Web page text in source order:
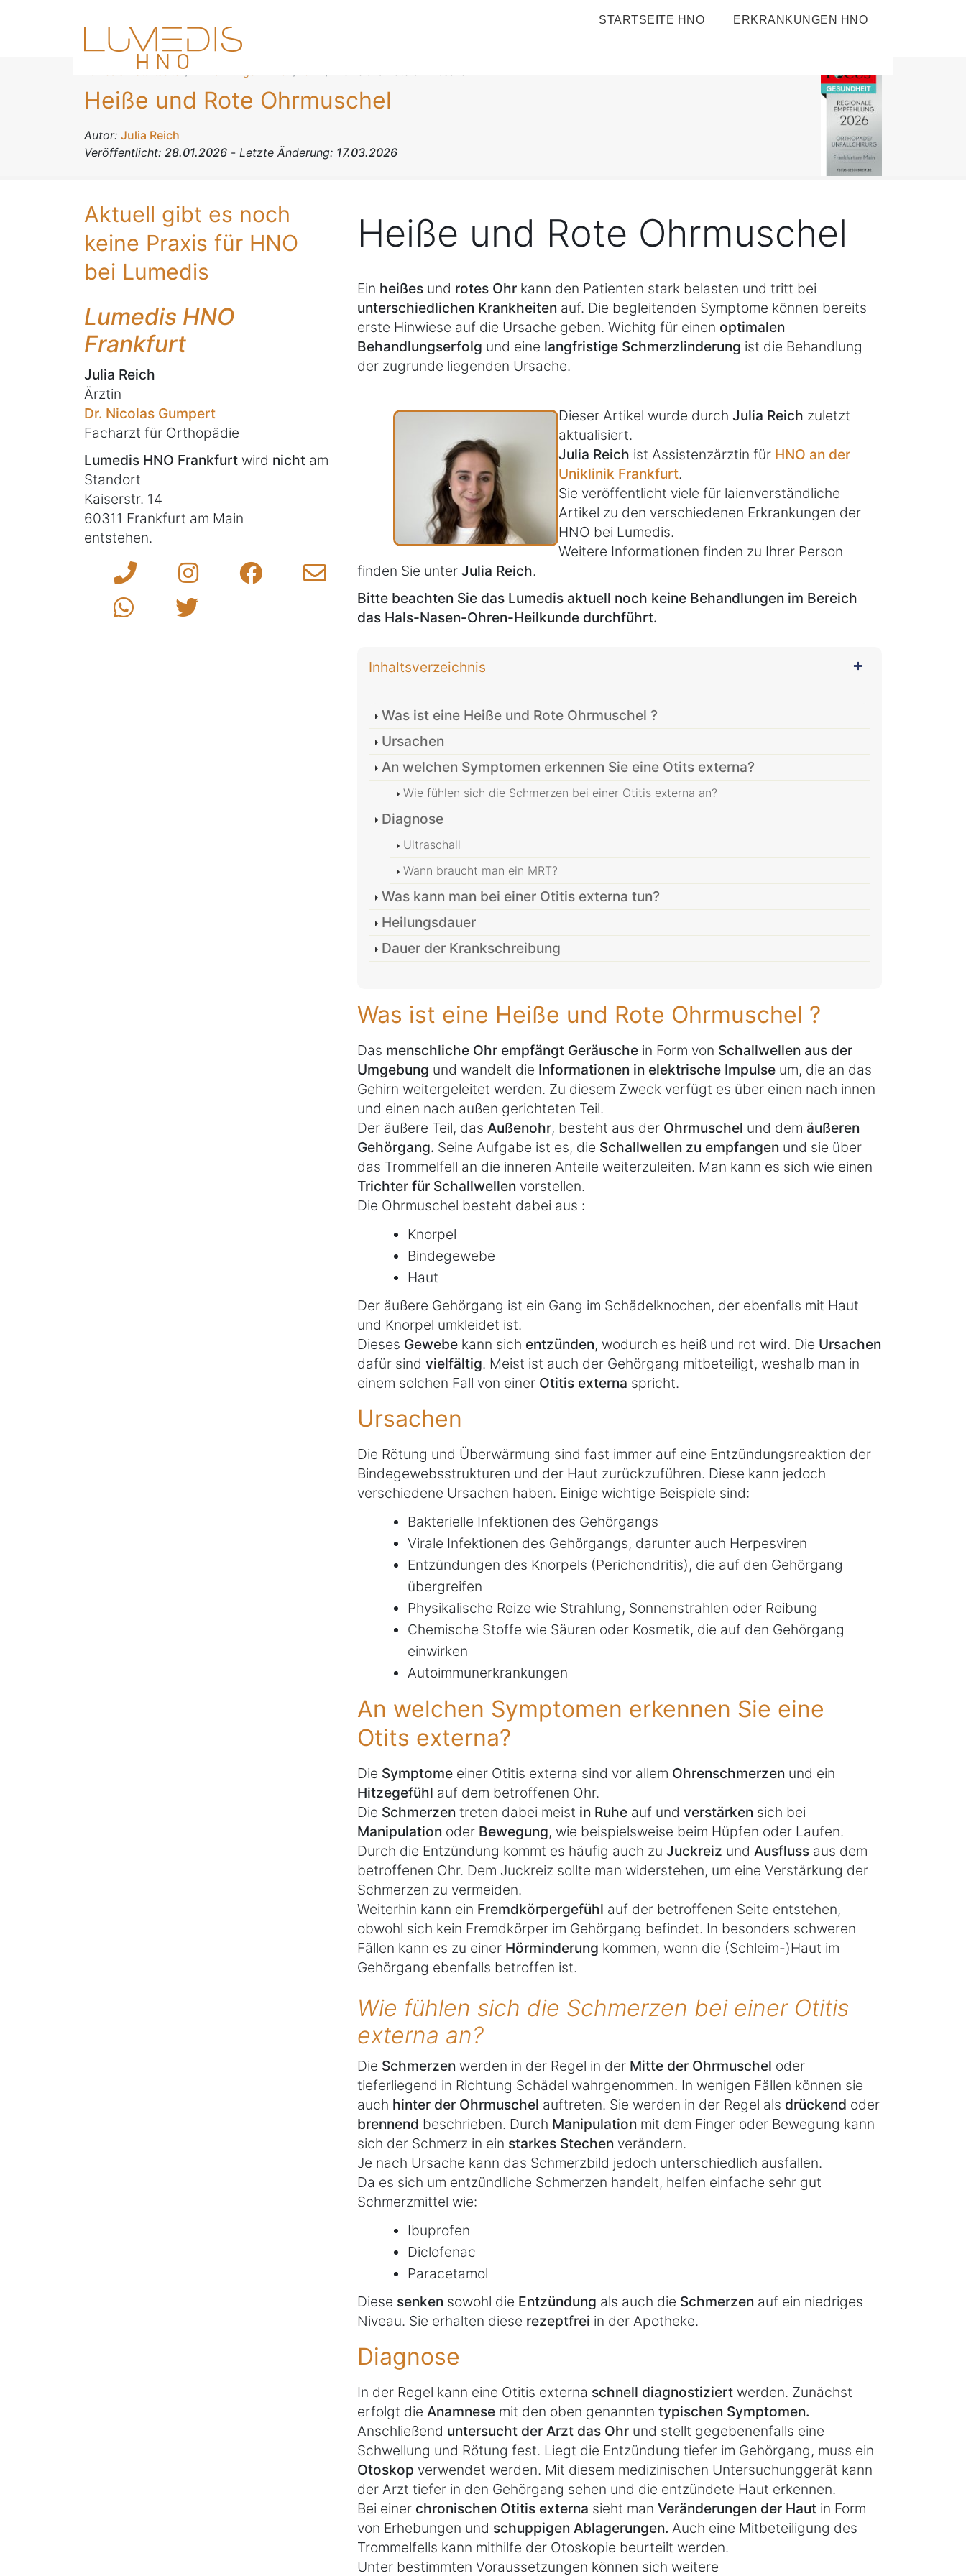
STARTSEITE HNO ERKRANKUNGEN HNO
Lumedis - Startseite
Heiße und Rote Ohrmuschel
Autor: Julia Reich
Veröffentlicht: 28.01.2026 - Letzte Änderung: 17.03.2026
Aktuell gibt es noch
keine Praxis für HNO
bei Lumedis
Lumedis HNO
Frankfurt
Julia Reich
Ärztin
Dr. Nicolas Gumpert
Facharzt für Orthopädie
Lumedis HNO Frankfurt wird nicht am
Standort
Kaiserstr. 14
60311 Frankfurt am Main
entstehen.
Heiße und Rote Ohrmuschel
Ein heißes und rotes Ohr kann den Patienten stark belasten und tritt bei
unterschiedlichen Krankheiten auf. Die begleitenden Symptome können bereits
erste Hinwiese auf die Ursache geben. Wichitg für einen optimalen
Behandlungserfolg und eine langfristige Schmerzlinderung ist die Behandlung
der zugrunde liegenden Ursache.
Dieser Artikel wurde durch Julia Reich zuletzt
aktualisiert.
Julia Reich ist Assistenzärztin für HNO an der
Uniklinik Frankfurt.
Sie veröffentlicht viele für laienverständliche
Artikel zu den verschiedenen Erkrankungen der
HNO bei Lumedis.
Weitere Informationen finden zu Ihrer Person
finden Sie unter Julia Reich.
Bitte beachten Sie das Lumedis aktuell noch keine Behandlungen im Bereich
das Hals-Nasen-Ohren-Heilkunde durchführt.
Inhaltsverzeichnis
Was ist eine Heiße und Rote Ohrmuschel ?
Ursachen
An welchen Symptomen erkennen Sie eine Otits externa?
Wie fühlen sich die Schmerzen bei einer Otitis externa an?
Diagnose
Ultraschall
Wann braucht man ein MRT?
Was kann man bei einer Otitis externa tun?
Heilungsdauer
Dauer der Krankschreibung
Was ist eine Heiße und Rote Ohrmuschel ?
Das menschliche Ohr empfängt Geräusche in Form von Schallwellen aus der
Umgebung und wandelt die Informationen in elektrische Impulse um, die an das
Gehirn weitergeleitet werden. Zu diesem Zweck verfügt es über einen nach innen
und einen nach außen gerichteten Teil.
Der äußere Teil, das Außenohr, besteht aus der Ohrmuschel und dem äußeren
Gehörgang. Seine Aufgabe ist es, die Schallwellen zu empfangen und sie über
das Trommelfell an die inneren Anteile weiterzuleiten. Man kann es sich wie einen
Trichter für Schallwellen vorstellen.
Die Ohrmuschel besteht dabei aus :
Knorpel
Bindegewebe
Haut
Der äußere Gehörgang ist ein Gang im Schädelknochen, der ebenfalls mit Haut
und Knorpel umkleidet ist.
Dieses Gewebe kann sich entzünden, wodurch es heiß und rot wird. Die Ursachen
dafür sind vielfältig. Meist ist auch der Gehörgang mitbeteiligt, weshalb man in
einem solchen Fall von einer Otitis externa spricht.
Ursachen
Die Rötung und Überwärmung sind fast immer auf eine Entzündungsreaktion der
Bindegewebsstrukturen und der Haut zurückzuführen. Diese kann jedoch
verschiedene Ursachen haben. Einige wichtige Beispiele sind:
Bakterielle Infektionen des Gehörgangs
Virale Infektionen des Gehörgangs, darunter auch Herpesviren
Entzündungen des Knorpels (Perichondritis), die auf den Gehörgang
übergreifen
Physikalische Reize wie Strahlung, Sonnenstrahlen oder Reibung
Chemische Stoffe wie Säuren oder Kosmetik, die auf den Gehörgang
einwirken
Autoimmunerkrankungen
An welchen Symptomen erkennen Sie eine
Otits externa?
Die Symptome einer Otitis externa sind vor allem Ohrenschmerzen und ein
Hitzegefühl auf dem betroffenen Ohr.
Die Schmerzen treten dabei meist in Ruhe auf und verstärken sich bei
Manipulation oder Bewegung, wie beispielsweise beim Hüpfen oder Laufen.
Durch die Entzündung kommt es häufig auch zu Juckreiz und Ausfluss aus dem
betroffenen Ohr. Dem Juckreiz sollte man widerstehen, um eine Verstärkung der
Schmerzen zu vermeiden.
Weiterhin kann ein Fremdkörpergefühl auf der betroffenen Seite entstehen,
obwohl sich kein Fremdkörper im Gehörgang befindet. In besonders schweren
Fällen kann es zu einer Hörminderung kommen, wenn die (Schleim-)Haut im
Gehörgang ebenfalls betroffen ist.
Wie fühlen sich die Schmerzen bei einer Otitis
externa an?
Die Schmerzen werden in der Regel in der Mitte der Ohrmuschel oder
tieferliegend in Richtung Schädel wahrgenommen. In wenigen Fällen können sie
auch hinter der Ohrmuschel auftreten. Sie werden in der Regel als drückend oder
brennend beschrieben. Durch Manipulation mit dem Finger oder Bewegung kann
sich der Schmerz in ein starkes Stechen verändern.
Je nach Ursache kann das Schmerzbild jedoch unterschiedlich ausfallen.
Da es sich um entzündliche Schmerzen handelt, helfen einfache sehr gut
Schmerzmittel wie:
Ibuprofen
Diclofenac
Paracetamol
Diese senken sowohl die Entzündung als auch die Schmerzen auf ein niedriges
Niveau. Sie erhalten diese rezeptfrei in der Apotheke.
Diagnose
In der Regel kann eine Otitis externa schnell diagnostiziert werden. Zunächst
erfolgt die Anamnese mit den oben genannten typischen Symptomen.
Anschließend untersucht der Arzt das Ohr und stellt gegebenenfalls eine
Schwellung und Rötung fest. Liegt die Entzündung tiefer im Gehörgang, muss ein
Otoskop verwendet werden. Mit diesem medizinischen Untersuchunggerät kann
der Arzt tiefer in den Gehörgang sehen und die entzündete Haut erkennen.
Bei einer chronischen Otitis externa sieht man Veränderungen der Haut in Form
von Erhebungen und schuppigen Ablagerungen. Auch eine Mitbeteiligung des
Trommelfells kann mithilfe der Otoskopie beurteilt werden.
Unter bestimmten Voraussetzungen können sich weitere